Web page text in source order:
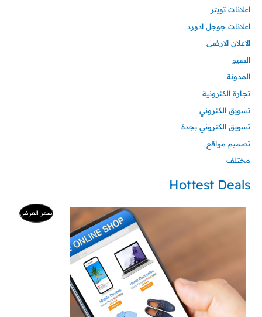
اعلانات تويتر
اعلانات جوجل ادورد
الاعلان الارضى
السيو
المدونة
تجارة الكترونية
تسويق الكتروني
تسويق الكتروني بجدة
تصميم مواقع
مختلف
Hottest Deals
سعر العرضمنتج